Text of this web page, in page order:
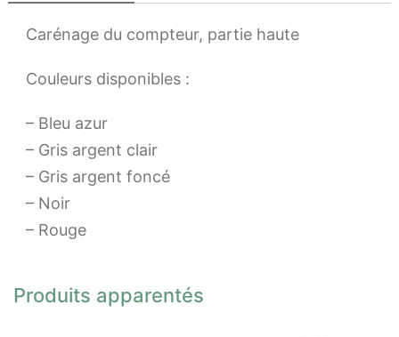
Carénage du compteur, partie haute
Couleurs disponibles :
– Bleu azur
– Gris argent clair
– Gris argent foncé
– Noir
– Rouge
Produits apparentés